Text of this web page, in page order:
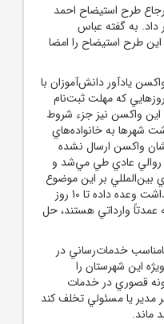
طرح استيضاح احمد
داد. به گفته عباس
نمايندگان اين طرح استيضاح را امضا
يادآور دانش‌آموزان با
که مهلت ثبت‌نام
اين واکسن نيز جزء شروط
شهرها به خانواده‌هاي
واکسن ارسال نشده
روالي عادي طي مي‌شد و
بر اين موضوع
نيز اثر سوء گذاشته است. وزارت بهداشت وعده داده تا 10 روز
وارداتي هستند، حل
خدمات‌رساني در
اين شهرستان را
قصوري در خدمات
يا مسئولي تخلف کند
ماند.